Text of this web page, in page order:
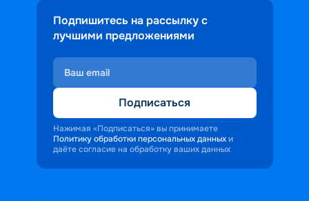
Подпишитесь на рассылку с
лучшими предложениями
Подписаться
Нажимая «Подписаться» вы принимаете
Политику обработки персональных данных и
даёте согласие на обработку ваших данных